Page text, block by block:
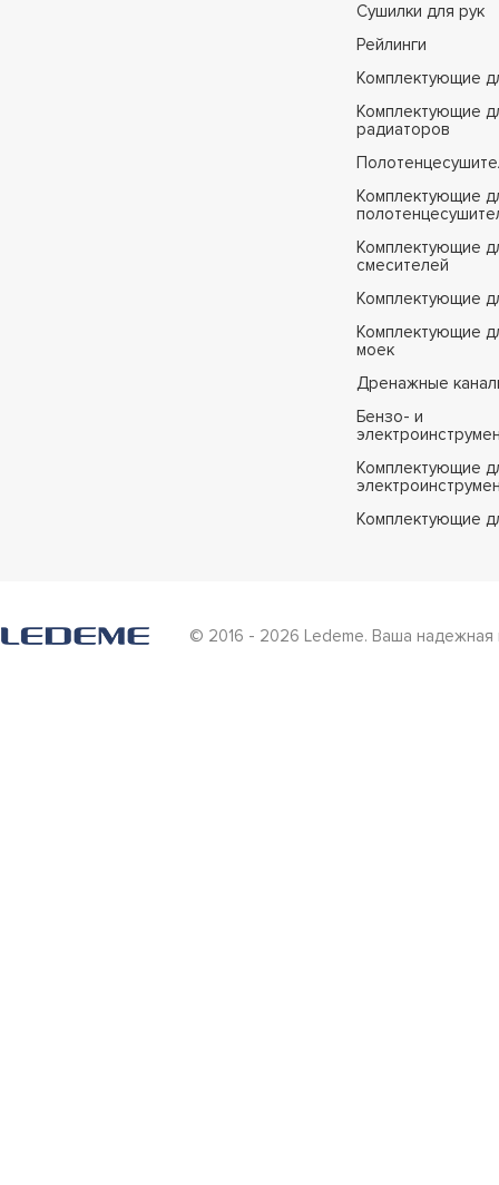
Сушилки для рук
Рейлинги
Комплектующие
Комплектующие
радиаторов
Комплектующие
Комплектующие
смесителей
Комплектующие
Комплектующие
моек
Дренажные
Бензо- и
Комплектующие
Комплектующие
© 2016 - 2026 Ledeme. Ваша